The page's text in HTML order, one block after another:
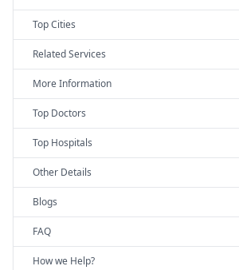
Top Cities
Related Services
More Information
Top Doctors
Top Hospitals
Other Details
Blogs
FAQ
How we Help?